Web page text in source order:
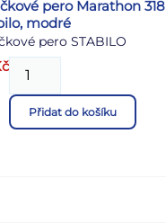
pero Marathon 318
modré
pero STABILO
se stiskacím
je ideálním
pro školáky,
úředníky a pro
Přidat do košíku